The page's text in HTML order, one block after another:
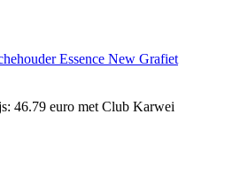
Essence New Grafiet
46.79 euro met Club Karwei